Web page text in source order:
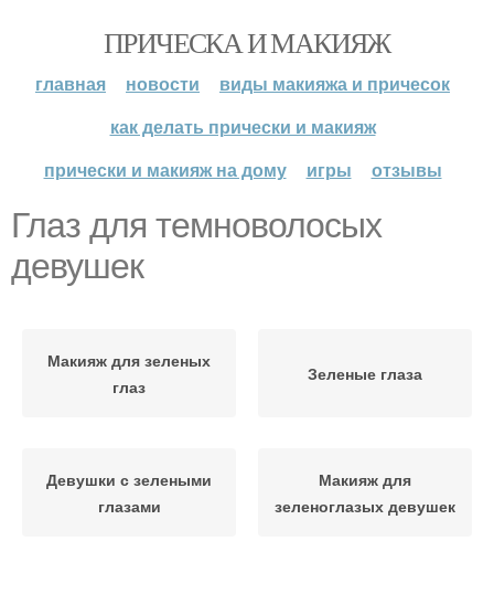
ПРИЧЕСКА И МАКИЯЖ
главная новости
виды макияжа и причесок
как делать прически и макияж
прически и макияж на дому
игры отзывы
Глаз для темноволосых
девушек
Макияж для зеленых
глаз
Зеленые глаза
Девушки с зелеными
глазами
Макияж для
зеленоглазых девушек